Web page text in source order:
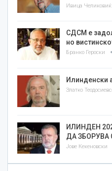
Ивица Челиковиќ
СДСМ е
но
Бранко Героски
Илинденски
ИЛИНДЕН
ДА ЗБОРУВА
Јове Кекеновски